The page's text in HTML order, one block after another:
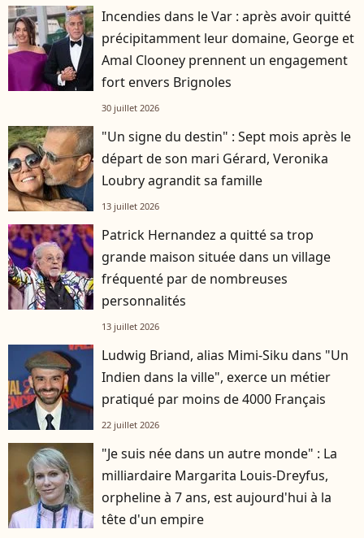
Incendies dans le Var : après avoir quitté
précipitamment leur domaine, George et
Amal Clooney prennent un engagement
fort envers Brignoles
30 juillet 2026
"Un signe du destin" : Sept mois après le
départ de son mari Gérard, Veronika
Loubry agrandit sa famille
13 juillet 2026
Patrick Hernandez a quitté sa trop
grande maison située dans un village
fréquenté par de nombreuses
personnalités
13 juillet 2026
Ludwig Briand, alias Mimi-Siku dans "Un
Indien dans la ville", exerce un métier
pratiqué par moins de 4000 Français
22 juillet 2026
"Je suis née dans un autre monde" : La
milliardaire Margarita Louis-Dreyfus,
orpheline à 7 ans, est aujourd'hui à la
tête d'un empire